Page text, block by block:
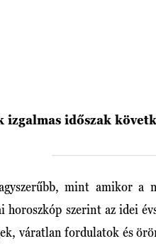
izgalmas időszak
mint amikor a
horoszkóp szerint az idei
váratlan fordulatok és